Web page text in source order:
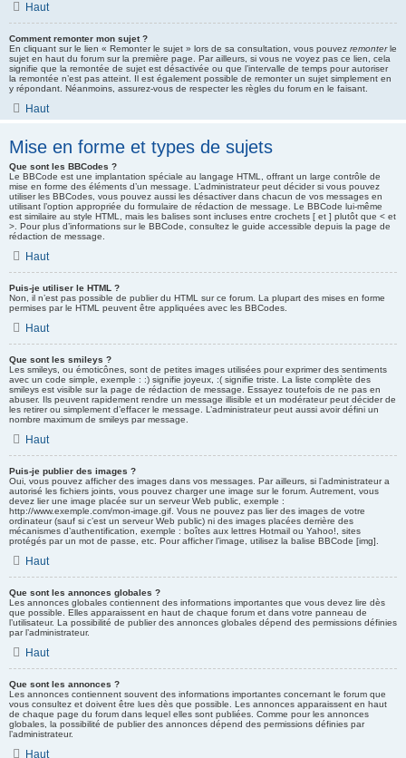
Haut
Comment remonter mon sujet ?
En cliquant sur le lien « Remonter le sujet » lors de sa consultation, vous pouvez remonterle
sujet en haut du forum sur la première page. Par ailleurs, si vous ne voyez pas ce lien, cela
signifie que la remontée de sujet est désactivée ou que l’intervalle de temps pour autoriser
la remontée n’est pas atteint. Il est également possible de remonter un sujet simplement en
y répondant. Néanmoins, assurez-vous de respecter les règles du forum en le faisant.
Haut
Mise en forme et types de sujets
Que sont les BBCodes ?
Le BBCode est une implantation spéciale au langage HTML, offrant un large contrôle de
mise en forme des éléments d’un message. L’administrateur peut décider si vous pouvez
utiliser les BBCodes, vous pouvez aussi les désactiver dans chacun de vos messages en
utilisant l’option appropriée du formulaire de rédaction de message. Le BBCode lui-même
est similaire au style HTML, mais les balises sont incluses entre crochets [ et ] plutôt que < et
>. Pour plus d’informations sur le BBCode, consultez le guide accessible depuis la page de
rédaction de message.
Haut
Puis-je utiliser le HTML ?
Non, il n’est pas possible de publier du HTML sur ce forum. La plupart des mises en forme
permises par le HTML peuvent être appliquées avec les BBCodes.
Haut
Que sont les smileys ?
Les smileys, ou émoticônes, sont de petites images utilisées pour exprimer des sentiments
avec un code simple, exemple : :) signifie joyeux, :( signifie triste. La liste complète des
smileys est visible sur la page de rédaction de message. Essayez toutefois de ne pas en
abuser. Ils peuvent rapidement rendre un message illisible et un modérateur peut décider de
les retirer ou simplement d’effacer le message. L’administrateur peut aussi avoir défini un
nombre maximum de smileys par message.
Haut
Puis-je publier des images ?
Oui, vous pouvez afficher des images dans vos messages. Par ailleurs, si l’administrateur a
autorisé les fichiers joints, vous pouvez charger une image sur le forum. Autrement, vous
devez lier une image placée sur un serveur Web public, exemple :
http://www.exemple.com/mon-image.gif. Vous ne pouvez pas lier des images de votre
ordinateur (sauf si c’est un serveur Web public) ni des images placées derrière des
mécanismes d’authentification, exemple : boîtes aux lettres Hotmail ou Yahoo!, sites
protégés par un mot de passe, etc. Pour afficher l’image, utilisez la balise BBCode [img].
Haut
Que sont les annonces globales ?
Les annonces globales contiennent des informations importantes que vous devez lire dès
que possible. Elles apparaissent en haut de chaque forum et dans votre panneau de
l’utilisateur. La possibilité de publier des annonces globales dépend des permissions définies
par l’administrateur.
Haut
Que sont les annonces ?
Les annonces contiennent souvent des informations importantes concernant le forum que
vous consultez et doivent être lues dès que possible. Les annonces apparaissent en haut
de chaque page du forum dans lequel elles sont publiées. Comme pour les annonces
globales, la possibilité de publier des annonces dépend des permissions définies par
l’administrateur.
Haut